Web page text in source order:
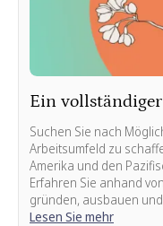
Ein
Suchen Sie nach
Arbeitsumfeld zu
Amerika und den
Erfahren Sie anhand
gründen, ausbauen
Lesen Sie mehr